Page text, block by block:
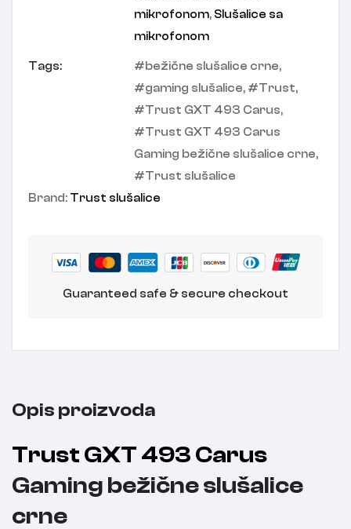
mikrofonom, Slušalice sa
mikrofonom
Tags: bežične slušalice crne,
gaming slušalice, Trust,
Trust GXT 493 Carus,
Trust GXT 493 Carus
Gaming bežične slušalice crne,
Trust slušalice
Brand: Trust slušalice
Guaranteed safe & secure checkout
Opis proizvoda
Trust GXT 493 Carus
Gaming bežične slušalice
crne